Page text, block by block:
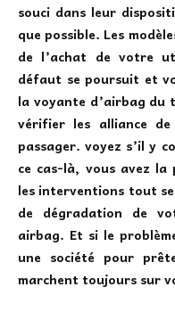
souci dans leur
que possible. Les
de l’achat de votre
défaut se poursuit et
la voyante d’airbag du
vérifier les alliance
passager. voyez s’il y
ce cas-là, vous avez
les interventions tout
de dégradation de
airbag. Et si le
une société pour
marchent toujours sur